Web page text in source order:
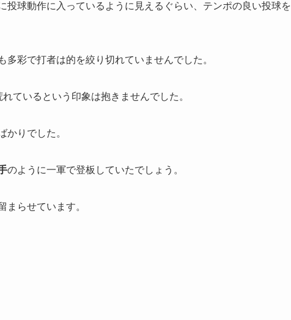
投球動作に入っているように見えるぐらい、テンポの良い投球を
彩で打者は的を絞り切れていませんでした。
ているという印象は抱きませんでした。
かりでした。
のように一軍で登板していたでしょう。
まらせています。